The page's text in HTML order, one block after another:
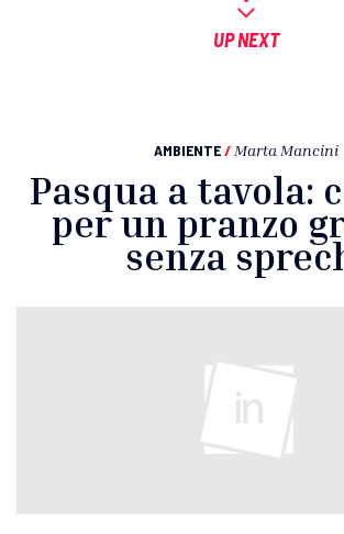
UP NEXT
AMBIENTE/ Marta Mancini
Pasqua a tavola:
per un pranzo
senza